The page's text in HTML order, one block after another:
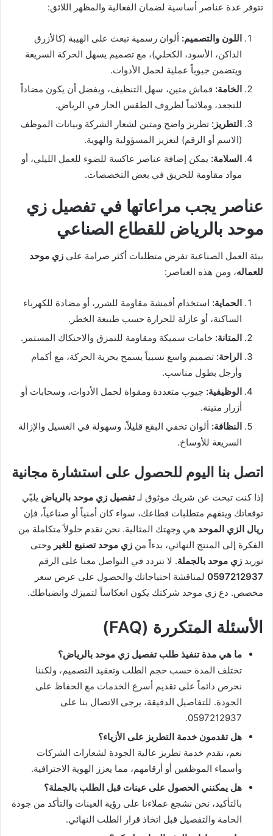
تتوفر عدة عناصر أساسية لضمان الفعالية والمظهر اللائق:
اللون والتصميم: ألوان رسمية تبعث على الهيبة (كالأزرق
الداكن، الأسود، الكحلي)، مع تصميم يسهل الحركة السريعة
ويتضمن جيوباً عملية لحمل الأدوات.
الخامة: قماش متين، سهل التنظيف، ويفضل أن يكون مضاداً
للتجعد، وملائماً لظروف الطقس الحار في الرياض.
التطريز: تطريز واضح ومتين لشعار الشركة وبيانات الموظف
(الاسم أو الرقم) لتعزيز المسؤولية والهوية.
السلامة: يمكن إضافة عناصر عاكسة للضوء للعمل الليلي، أو
مواد مقاومة للحريق في بعض التخصصات.
عناصر يجب مراعاتها في تفصيل زي
موحد بالرياض للقطاع الصناعي
بيئة العمل الصناعية تفرض متطلبات أكثر صرامة على زي موحد
للعماله، ومن هذه العناصر:
الحماية: استخدام أقمشة مقاومة للشرر، أو مضادة للكهرباء
الساكنة، أو عازلة للحرارة حسب طبيعة الخطر.
المتانة: خامات سميكة ومقاومة للتمزق والاحتكاك المستمر.
الراحة: تصميم واسع نسبياً يسمح بحرية الحركة، مع أكمام
وأرجل بطول مناسب.
الوظيفية: جيوب متعددة ومقواة لحمل الأدوات، وسحابات أو
أزرار متينة.
النظافة: ألوان تخفي البقع قليلاً، وسهولة في الغسيل والإزالة
السريعة للأوساخ.
اتصل بنا اليوم للحصول على استشارة مجانية
إذا كنت تبحث عن شريك موثوق لـتفصيل زي موحد بالرياض يلبّي
توقعاتك ويتفهم متطلبات قطاعك، سواء كان أمنياً أو صناعياً، فإن
ريال الزي الموحد هي وجهتك المثالية. نحن نقدم حلولاً متكاملة من
الفكرة إلى المنتج النهائي، بدءاً من زي موحد تصنيع للغير وحتى
توريد زي موحد بالجملة. لا تتردد في التواصل معنا على الرقم
0597212937 لمناقشة احتياجاتك والحصول على عرض سعر
مخصص. دع زي موحد شركتك يكون انعكاساً لتميزك وانضباطك.
الأسئلة المتكررة (FAQ)
ما هي مدة تنفيذ طلب تفصيل زي موحد بالرياض؟
تختلف المدة حسب حجم الطلب وتعقيد التصميم، ولكننا
نحرص دائماً على تقديم أسرع الخدمات مع الحفاظ على
الجودة. للتفاصيل الدقيقة، يرجى الاتصال بنا على
0597212937.
هل تقدمون خدمة التطريز على الأزياء؟
نعم، نقدم خدمة تطريز عالية الجودة لشعارات الشركات
وأسماء الموظفين أو أرقامهم، مما يعزز الهوية الاحترافية.
هل يمكنني الحصول على عينات قبل الطلب بالجملة؟
بالتأكيد، نحن نشجع عملاءنا على رؤية العينات والتأكد من جودة
الخامة والتفصيل قبل اتخاذ قرار الطلب النهائي.